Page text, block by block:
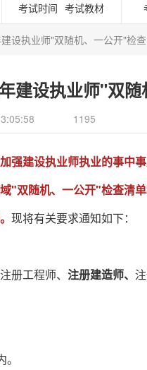
考试时间 考试教材
设执业师"双随机、一公开"检
建设执业师"双
1195
强建设执业师执业的事中
"双随机、一公开"检查清
现将有关要求通知如下：
册工程师、 注册建造师、